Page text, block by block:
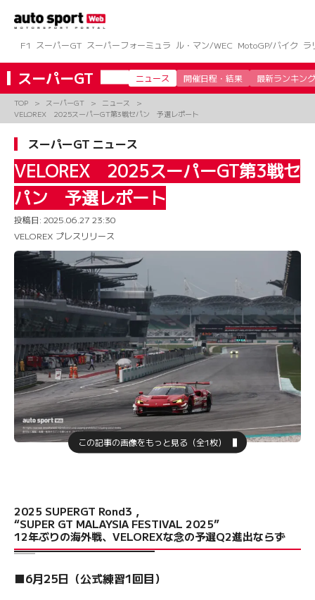
ツ
へ
ス
キ
プ
F1 スーパーGT スーパーフォーミュラ ル・マン/WEC MotoGP/バイク ラ
スーパーGT ニュース 開催日程・結果 最新ランキング
TOP スーパーGT
ニュース
VELOREX 2025スーパーGT第3戦セパン 予選レポート
スーパーGT ニュース
VELOREX 2025スーパーGT第3戦セ
パン 予選レポート
投稿日: 2025.06.27 23:30
VELOREX プレスリリース
この記事の画像をもっと見る（全1枚）
2025 SUPERGT Rond3，
“SUPER GT MALAYSIA FESTIVAL 2025”
12年ぶりの海外戦、VELOREXな念の予選Q2進出ならず
■6月25日（公式練習1回目）